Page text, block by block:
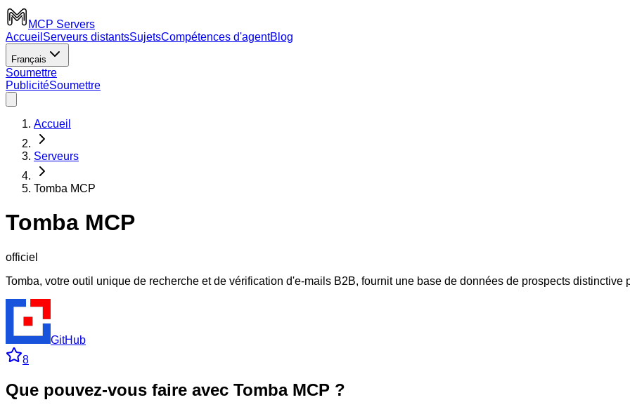
MCP Servers
Accueil Serveurs distantsSujetsCompétences d'agentBlog
Français
Soumettre
PublicitéSoumettre
Accueil
Serveurs
Tomba MCP
Tomba MCP
officiel
Tomba, votre outil unique de recherche et de vérification d'e-mails B2B, fournit une base de données de prospects
GitHub
8
Que pouvez-vous faire avec Tomba MCP ?